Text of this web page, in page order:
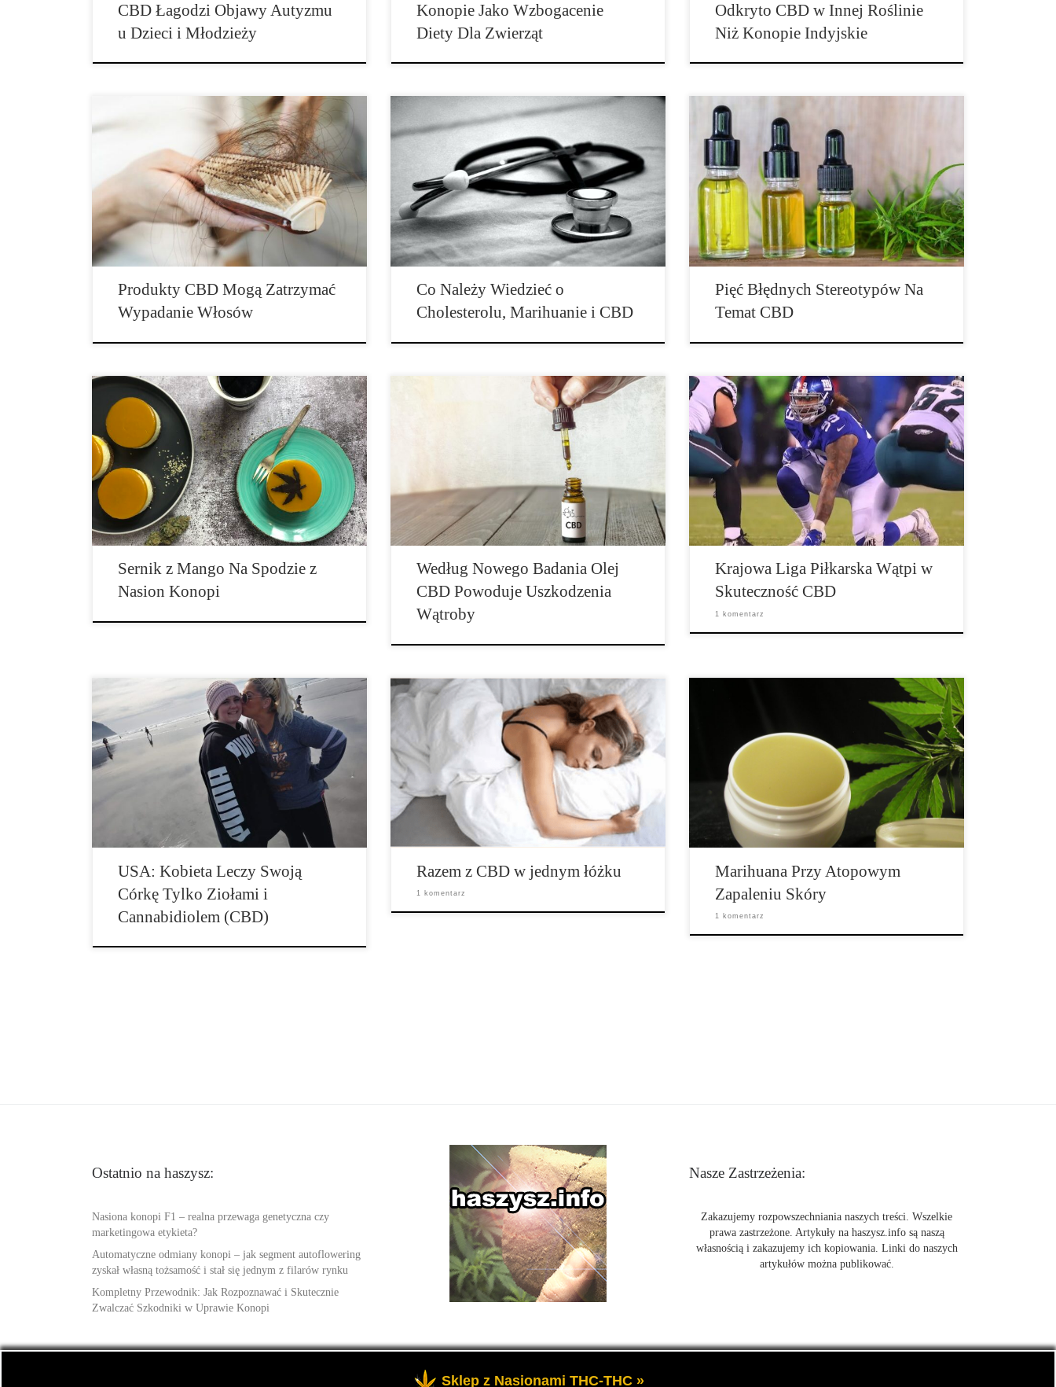
CBD Łagodzi Objawy Autyzmu
u Dzieci i Młodzieży
Konopie Jako Wzbogacenie
Diety Dla Zwierząt
Odkryto CBD w Innej Roślinie
Niż Konopie Indyjskie
Cienkie włosy bez wigoru są utrapieniem nie tylko dla
kobiet, ale również i mężczyzn, zwłaszcza, że zwykłe
środki zaradcze jak szampony z kofeiną aż po
przeszczep włosów są często albo nieskuteczne, albo
bardzo drogie. Nowe badanie sugeruje, że CBD
najwyraźniej może skutecznie wspierać wzrost nowych
włosów. Konkretnie, badania nad marihuaną […]
Produkty CBD Mogą Zatrzymać
Wypadanie Włosów
Według American Heart Association w 2016 roku u
28,2 milionów dorosłych Amerykanów zdiagnozowano
chorobę serca z zawałem serca co 40 sekund. Dla
mężczyzn, kobiet i osób z większości ras i grup
etnicznych publikowane są co roku nowe wyniki
badań, w tym dotyczące cholesterolu, które badają
inne metody, aby zwalczyć stosunek […]
Co Należy Wiedzieć o
Cholesterolu, Marihuanie i CBD
Kannabidiol jest obecnie tak powszechny, że prawie
każdy o nim słyszał, tak samo jak o jego wielu
pozytywnych skutkach zdrowotnych lub o tym, że jest
to substancja, którą można uzyskać z konopi. Wiedza o
kannabidiolu wykracza daleko poza to, ale w natłoku
informacji, które można znaleźć głównie online na
temat […]
Pięć Błędnych Stereotypów Na
Temat CBD
Jest to prosty przepis na sernik z dodatkiem mango bez
pieczenia, do którego wybraliśmy spód z herbatników
i nasion konopi. Nasza wersja sernika posiada warstwę
mango z kilkoma kroplami oleju CBD, ale oczywiście
można zamiast oleju CBD dodać medyczny olej THC
lub RSO. Zaletą naszego sernika jest to, że mango […]
Sernik z Mango Na Spodzie z
Nasion Konopi
Czy cudowny lek ma również swoje minusy? Ból,
stany zapalne, problemy ze snem i skórą – wszystko to
ma zniknąć dzięki kannabidiolowi (CBD). Nic
dziwnego, że produkt ten stał się nowym trendem,
szczególnie w USA, i wszyscy chcą go mieć. Według
badań przeprowadzonych przez University of Arkansas
for Medical Science, […]
Według Nowego Badania Olej
CBD Powoduje Uszkodzenia
Wątroby
Gremium ekspertów powołany przez Narodową Ligę
Piłkarską (NFL) i jej związek zawodowy nie wydaje
się myśleć zbyt wiele o potencjalnie użytecznych
właściwościach cannabidiolu. Przedstawiciele
amerykańskiej ligi zawodowej piłki nożnej
powiedzieli, że chociaż konopie indyjskie są
obiecujące w leczeniu niektórych form bólu, nauka nie
potwierdza obecnego rozgłosu. Według raportu
medialnego po […]
Krajowa Liga Piłkarska Wątpi w
Skuteczność CBD
1 komentarz
Kylee Dixon (13) z Oregon choruje na guza wątroby.
Lekarze uważają, że może ją uratować jedynie
operacja i chemoterapia. Jednak zarówno jej mama,
Christina Dixon (35), jak i ona sama zdecydowały się
przeciwko podjęciu takich kroków. Cała sprawa zaszła
tak daleko, że wmieszał się w nią Sąd, który wydał
USA: Kobieta Leczy Swoją
Córkę Tylko Ziołami i
Cannabidiolem (CBD)
CBD oddziałuje na nasz organizm między innymi
relaksująco, antypsychotycznie, antydepresyjnie,
rozkurczowo i neuroprotektywnie. Krótko mówiąc,
CBD jest odpowiedzialne za liczne udokumentowane i
przyjęte pozytywne właściwości cannabisu. Ale jak
właściwie działa ono na sen? Czy CBD wspomaga czy
raczej przeszkadza on w dobrym śnie? Odpowiedź na
to pytanie wymaga kilku wstępnych […]
Razem z CBD w jednym łóżku
1 komentarz
Atopowe zapalenie skóry oraz alergie mogą
występować w różnej formie i jako reakcja na niektóre
związki albo warunki. Stres może się przyczynić do
tego, że choroba ta się jeszcze bardziej pogorszy.
Ludzie na całym świecie, którzy używają marihuany
do samodzielnej walki z tą chorobą opisują zachodzące
poprawy. Nasuwa się więc […]
Marihuana Przy Atopowym
Zapaleniu Skóry
1 komentarz
Ostatnio na haszysz:
Nasiona konopi F1 – realna przewaga genetyczna czy
marketingowa etykieta?
Automatyczne odmiany konopi – jak segment autoflowering
zyskał własną tożsamość i stał się jednym z filarów rynku
Kompletny Przewodnik: Jak Rozpoznawać i Skutecznie
Zwalczać Szkodniki w Uprawie Konopi
Nasze Zastrzeżenia:
Zakazujemy rozpowszechniania naszych treści. Wszelkie
prawa zastrzeżone. Artykuły na haszysz.info są naszą
własnością i zakazujemy ich kopiowania. Linki do naszych
artykułów można publikować.
Sklep z Nasionami THC-THC »